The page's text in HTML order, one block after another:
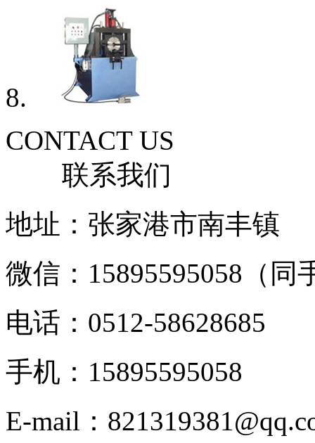
CONTACT US
联系我们
地址：张家港市南丰镇
微信：15895595058（同
电话：0512-58628685
手机：15895595058
E-mail：